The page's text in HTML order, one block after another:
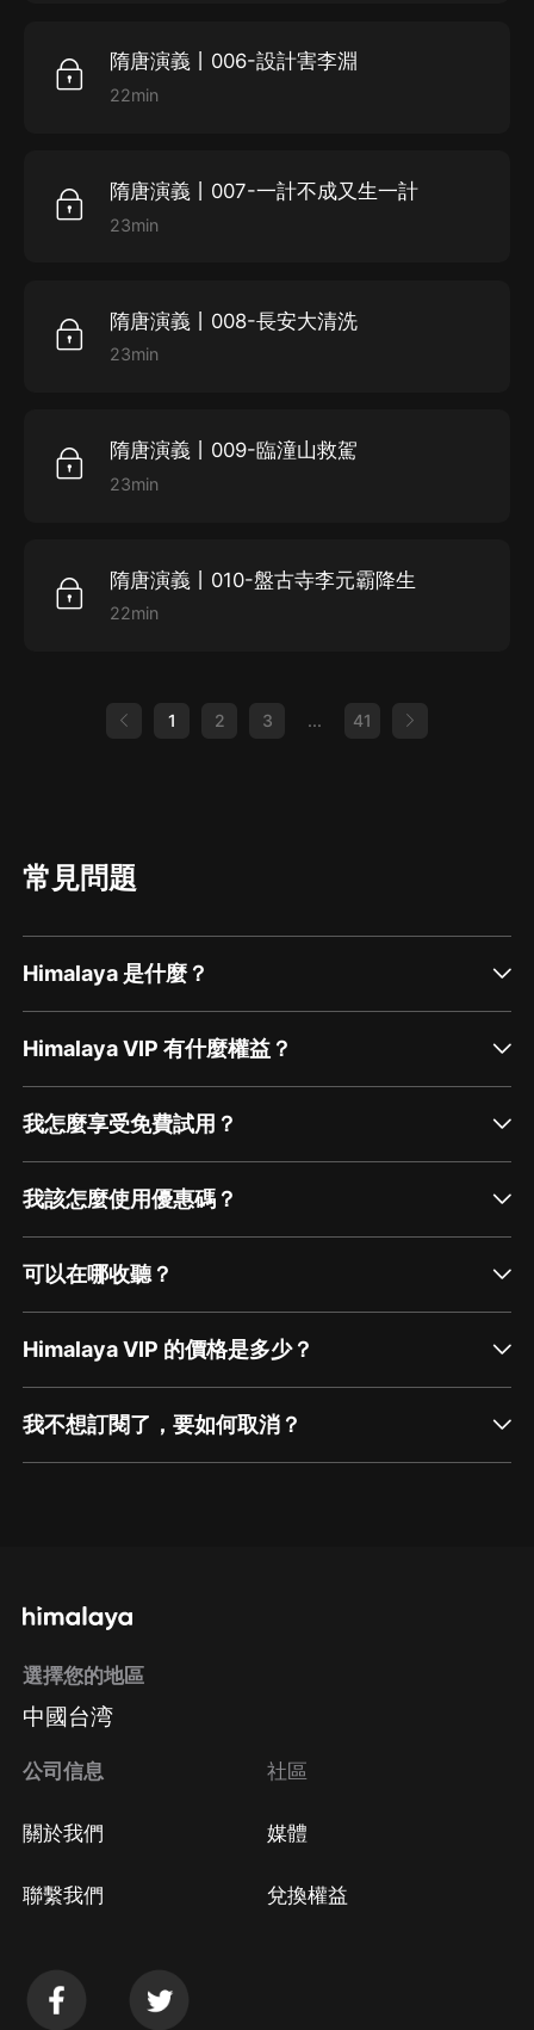
隋唐演義丨006-設計害李淵
22min
隋唐演義丨007-一計不成又生一計
23min
隋唐演義丨008-長安大清洗
23min
隋唐演義丨009-臨潼山救駕
23min
隋唐演義丨010-盤古寺李元霸降生
22min
1 2 3 ... 41
常見問題
Himalaya 是什麼？
Himalaya VIP 有什麼權益？
我怎麼享受免費試用？
我該怎麼使用優惠碼？
可以在哪收聽？
Himalaya VIP 的價格是多少？
我不想訂閱了，要如何取消？
方法 Google Play取消訂閱方法
選擇您的地區
中國台湾
公司信息
關於我們
聯繫我們
社區
媒體
兌換權益